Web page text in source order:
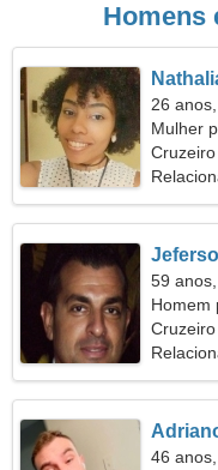
Homens
26
Mulher
59
Homem
46